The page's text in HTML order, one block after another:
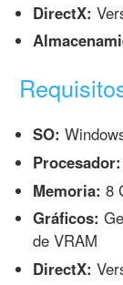
DirectX:
SO:
Procesador:
Memoria: 8
Gráficos:
de VRAM
DirectX: